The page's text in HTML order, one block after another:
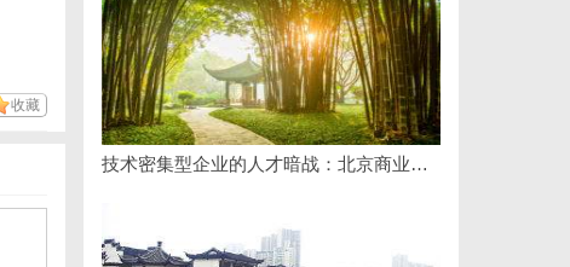
收藏
技术密集型企业的人才暗战：北京商业秘密律师如何守住“人带技术走”的底线